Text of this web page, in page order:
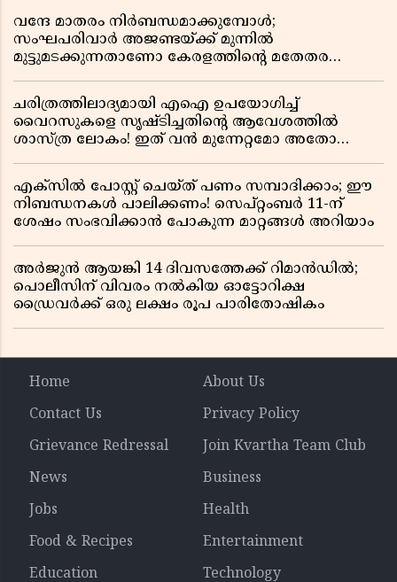
വന്ദേ മാതരം നിർബന്ധമാക്കുമ്പോൾ;
സംഘപരിവാർ അജണ്ടയ്ക്ക് മുന്നിൽ
മുട്ടുമടക്കുന്നതാണോ കേരളത്തിന്റെ മതേതര
ചരിത്രത്തിലാദ്യമായി എഐ ഉപയോഗിച്ച്
വൈറസുകളെ സൃഷ്ടിച്ചതിന്റെ ആവേശത്തിൽ
ശാസ്ത്ര ലോകം! ഇത് വൻ മുന്നേറ്റമോ അതോ
എക്സിൽ പോസ്റ്റ് ചെയ്ത് പണം സമ്പാദിക്കാം; ഈ
നിബന്ധനകൾ പാലിക്കണം! സെപ്റ്റംബർ 11-ന്
ശേഷം സംഭവിക്കാൻ പോകുന്ന മാറ്റങ്ങൾ അറിയാം
അർജുൻ ആയങ്കി 14 ദിവസത്തേക്ക് റിമാൻഡിൽ;
പൊലീസിന് വിവരം നൽകിയ ഓട്ടോറിക്ഷ
ഡ്രൈവർക്ക് ഒരു ലക്ഷം രൂപ പാരിതോഷികം
Home
About Us
Contact Us
Privacy Policy
Grievance Redressal
Join Kvartha Team Club
News
Business
Jobs
Health
Food & Recipes
Entertainment
Education
Technology